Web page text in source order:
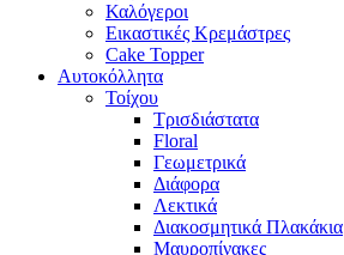
Καλόγεροι
Εικαστικές Κρεμάστρες
Cake Topper
Αυτοκόλλητα
Τοίχου
Τρισδιάστατα
Floral
Γεωμετρικά
Διάφορα
Λεκτικά
Διακοσμητικά Πλακάκια
Μαυροπίνακες